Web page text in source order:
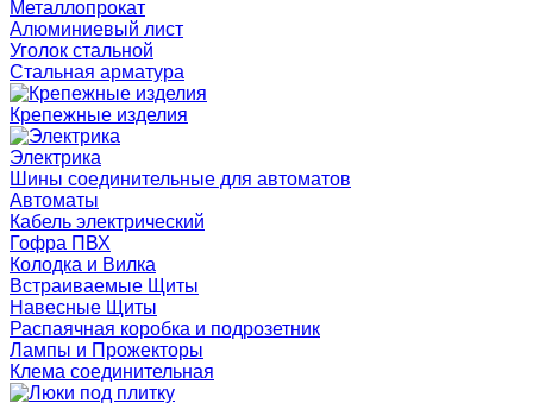
Металлопрокат
Алюминиевый лист
Уголок стальной
Стальная арматура
Крепежные изделия
Электрика
Шины соединительные для автоматов
Автоматы
Кабель электрический
Гофра ПВХ
Колодка и Вилка
Встраиваемые Щиты
Навесные Щиты
Распаячная коробка и подрозетник
Лампы и Прожекторы
Клема соединительная